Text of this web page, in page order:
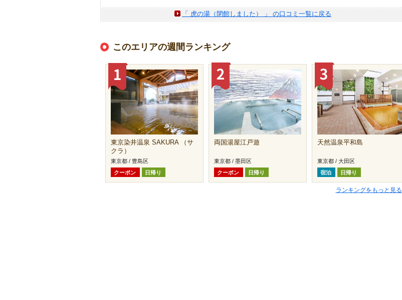
「 虎の湯（閉館しました） 」 の口コミ一覧に戻る
このエリアの週間ランキング
東京染井温泉 SAKURA （サ
クラ）
東京都 / 豊島区
クーポン
日帰り
両国湯屋江戸遊
東京都 / 墨田区
クーポン
日帰り
天然温泉平和島
東京都 / 大田区
宿泊
日帰り
ランキングをもっと見る